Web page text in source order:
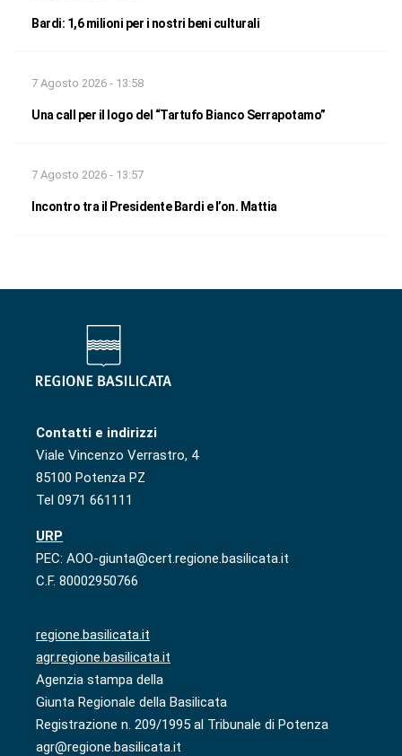
Bardi: 1,6 milioni per i nostri beni culturali
7 Agosto 2026 - 13:58
Una call per il logo del “Tartufo Bianco Serrapotamo”
7 Agosto 2026 - 13:57
Incontro tra il Presidente Bardi e l’on. Mattia
Contatti e indirizzi
Viale Vincenzo Verrastro, 4
85100 Potenza PZ
Tel 0971 661111
URP
PEC: AOO-giunta@cert.regione.basilicata.it
C.F. 80002950766
regione.basilicata.it
agr.regione.basilicata.it
Agenzia stampa della
Giunta Regionale della Basilicata
Registrazione n. 209/1995 al Tribunale di Potenza
agr@regione.basilicata.it